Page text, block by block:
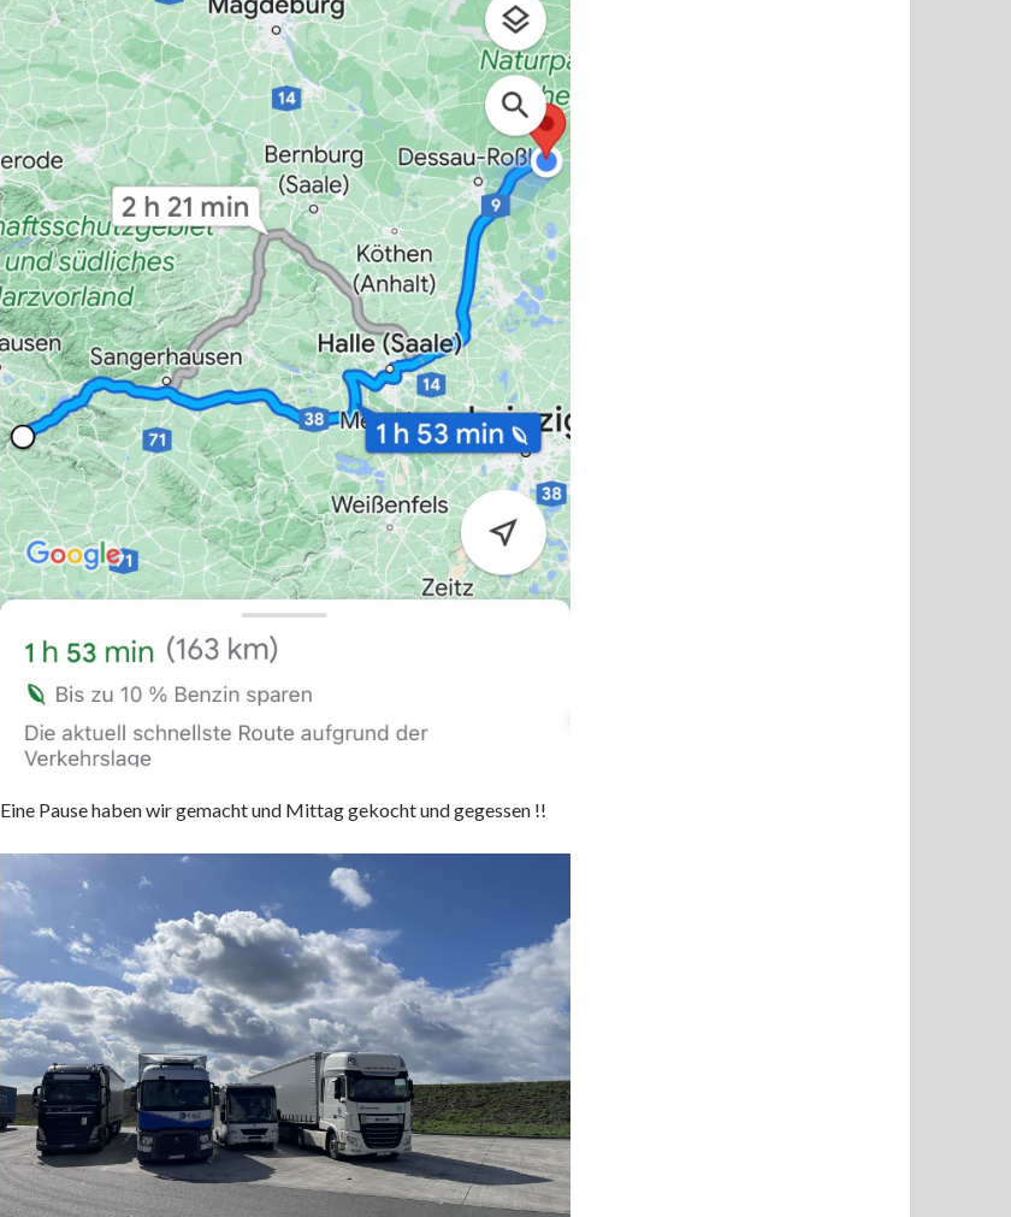
Eine Pause haben wir gemacht und Mittag gekocht und gegessen !!